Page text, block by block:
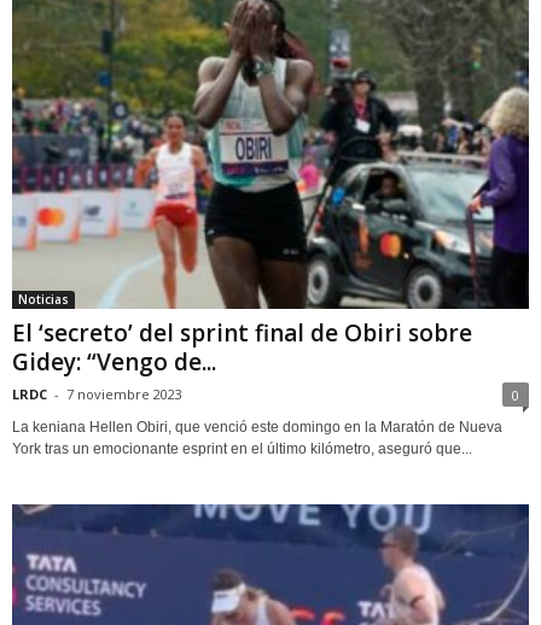
Noticias
El ‘secreto’ del sprint final de Obiri sobre
Gidey: “Vengo de...
LRDC - 7 noviembre 2023 0
La keniana Hellen Obiri, que venció este domingo en la Maratón de Nueva
York tras un emocionante esprint en el último kilómetro, aseguró que...